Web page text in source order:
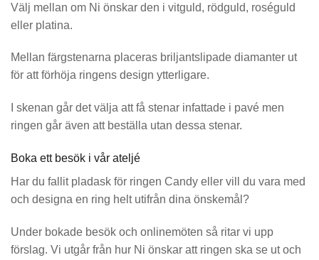
Välj mellan om Ni önskar den i vitguld, rödguld, roséguld
eller platina.
Mellan färgstenarna placeras briljantslipade diamanter ut
för att förhöja ringens design ytterligare.
I skenan går det välja att få stenar infattade i pavé men
ringen går även att beställa utan dessa stenar.
Boka ett besök i vår ateljé
Har du fallit pladask för ringen Candy eller vill du vara med
och designa en ring helt utifrån dina önskemål?
Under bokade besök och onlinemöten så ritar vi upp
förslag. Vi utgår från hur Ni önskar att ringen ska se ut och